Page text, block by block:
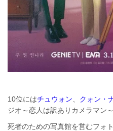
10位にはチュウォン クォン・
ジオ～恋人は訳ありカメラマン
死者のための写真館を営むフォ